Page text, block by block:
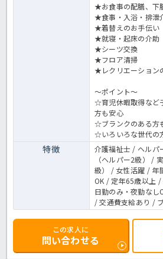
★お食事の配膳、下
★食事・入浴・排泄
★着替えのお手伝い
★就寝・起床の介助
★シーツ交換
★フロア清掃
★レクリエーション
～ポイント～
☆育児休暇取得など
方も安心
☆ブランクのある方
☆いろいろな世代の
特徴
介護福祉士 / ヘルパ
（ヘルパー2級） /
級） / 女性活躍 / 年
OK / 定年65歳以上
日勤のみ・夜勤な
/ 交通費支給あり /
この求人に
問い合わせる